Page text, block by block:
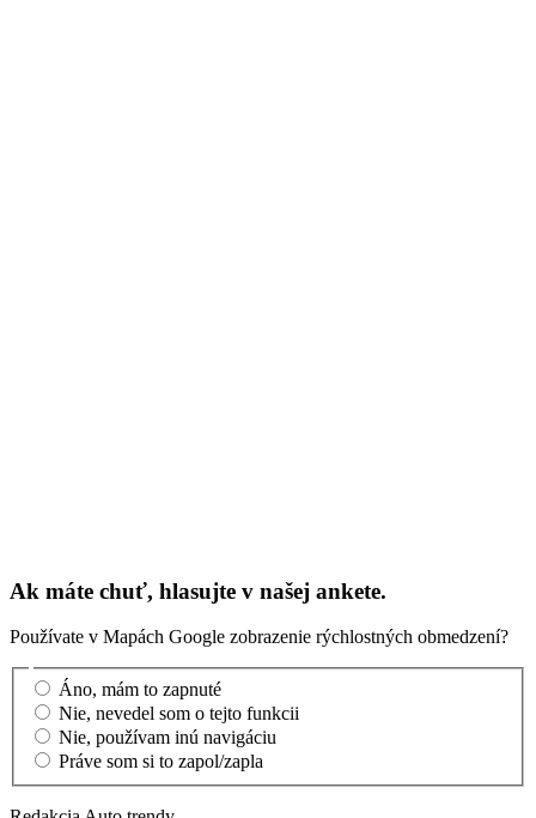
Ak máte chuť, hlasujte v našej ankete.
Používate v Mapách Google zobrazenie rýchlostných obmedzení?
Áno, mám to zapnuté
Nie, nevedel som o tejto funkcii
Nie, používam inú navigáciu
Práve som si to zapol/zapla